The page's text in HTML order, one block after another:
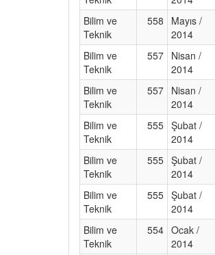
Bilim ve
Teknik
558
Mayıs /
2014
Bilim ve
Teknik
557 Nisan /
2014
Bilim ve
Teknik
557 Nisan /
2014
Bilim ve
Teknik
555 Şubat /
2014
Bilim ve
Teknik
555 Şubat /
2014
Bilim ve
Teknik
555 Şubat /
2014
Bilim ve
Teknik
554 Ocak /
2014